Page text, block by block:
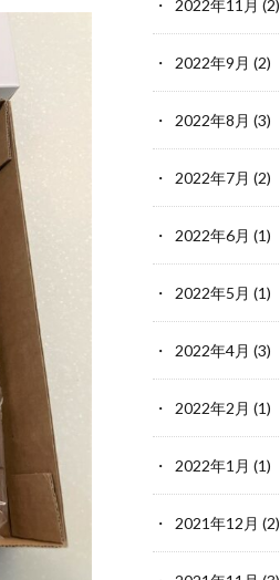
2022年11月 (2)
2022年9月 (2)
2022年8月 (3)
2022年7月 (2)
2022年6月 (1)
2022年5月 (1)
2022年4月 (3)
2022年2月 (1)
2022年1月 (1)
2021年12月 (2)